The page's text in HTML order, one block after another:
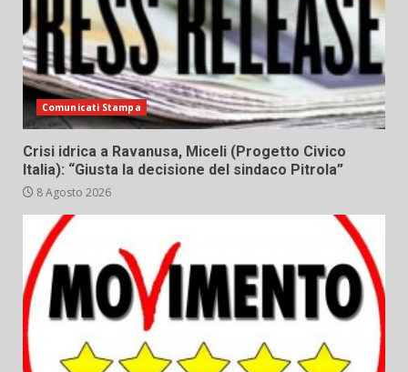
Comunicati Stampa
Crisi idrica a Ravanusa, Miceli (Progetto Civico
Italia): “Giusta la decisione del sindaco Pitrola”
8 Agosto 2026